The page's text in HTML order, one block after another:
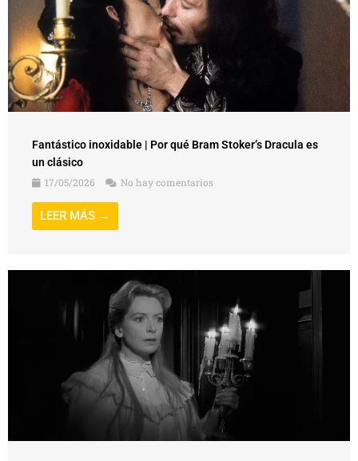
Fantástico inoxidable | Por qué Bram Stoker’s Dracula es
un clásico
17/05/2026
No hay comentarios
LEER MÁS →